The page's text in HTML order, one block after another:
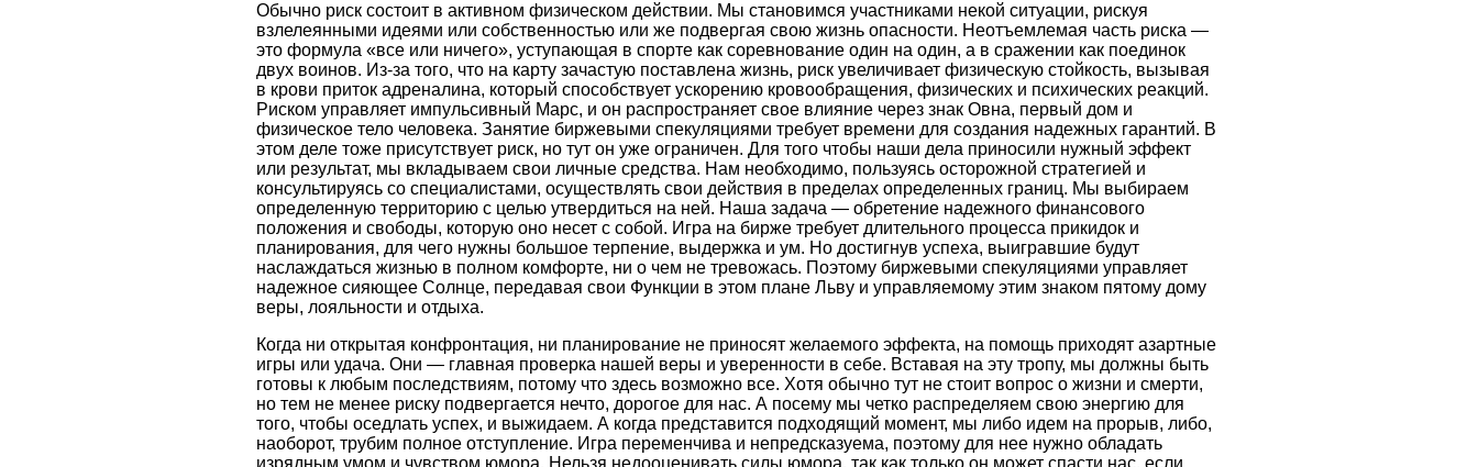
Обычно риск состоит в активном физическом действии. Мы становимся участниками некой ситуации, рискуя
взлелеянными идеями или собственностью или же подвергая свою жизнь опасности. Неотъемлемая часть риска —
это формула «все или ничего», уступающая в спорте как соревнование один на один, а в сражении как поединок
двух воинов. Из-за того, что на карту зачастую поставлена жизнь, риск увеличивает физическую стойкость, вызывая
в крови приток адреналина, который способствует ускорению кровообращения, физических и психических реакций.
Риском управляет импульсивный Марс, и он распространяет свое влияние через знак Овна, первый дом и
физическое тело человека. Занятие биржевыми спекуляциями требует времени для создания надежных гарантий. В
этом деле тоже присутствует риск, но тут он уже ограничен. Для того чтобы наши дела приносили нужный эффект
или результат, мы вкладываем свои личные средства. Нам необходимо, пользуясь осторожной стратегией и
консультируясь со специалистами, осуществлять свои действия в пределах определенных границ. Мы выбираем
определенную территорию с целью утвердиться на ней. Наша задача — обретение надежного финансового
положения и свободы, которую оно несет с собой. Игра на бирже требует длительного процесса прикидок и
планирования, для чего нужны большое терпение, выдержка и ум. Но достигнув успеха, выигравшие будут
наслаждаться жизнью в полном комфорте, ни о чем не тревожась. Поэтому биржевыми спекуляциями управляет
надежное сияющее Солнце, передавая свои Функции в этом плане Льву и управляемому этим знаком пятому дому
веры, лояльности и отдыха.
Когда ни открытая конфронтация, ни планирование не приносят желаемого эффекта, на помощь приходят азартные
игры или удача. Они — главная проверка нашей веры и уверенности в себе. Вставая на эту тропу, мы должны быть
готовы к любым последствиям, потому что здесь возможно все. Хотя обычно тут не стоит вопрос о жизни и смерти,
но тем не менее риску подвергается нечто, дорогое для нас. А посему мы четко распределяем свою энергию для
того, чтобы оседлать успех, и выжидаем. А когда представится подходящий момент, мы либо идем на прорыв, либо,
наоборот, трубим полное отступление. Игра переменчива и непредсказуема, поэтому для нее нужно обладать
изрядным умом и чувством юмора. Нельзя недооценивать силы юмора, так как только он может спасти нас, если